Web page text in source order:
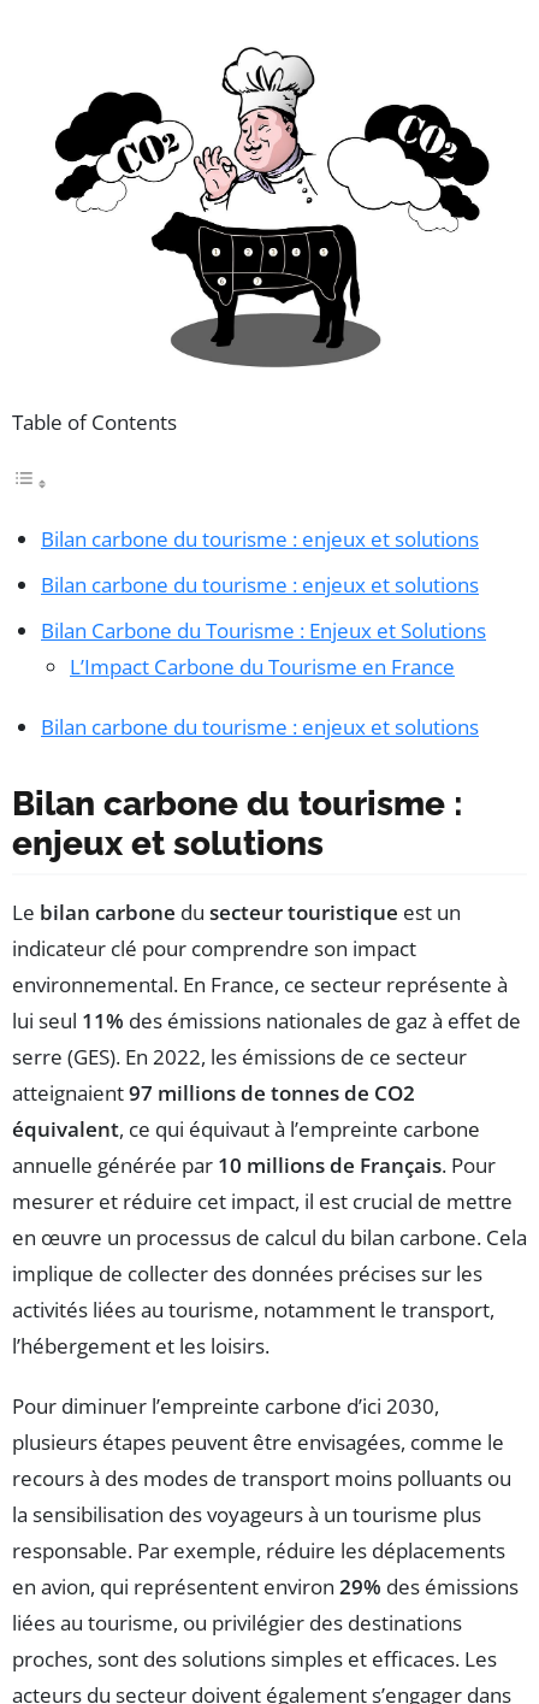
Table of Contents
Bilan carbone du tourisme : enjeux et solutions
Bilan carbone du tourisme : enjeux et solutions
Bilan Carbone du Tourisme : Enjeux et Solutions
L’Impact Carbone du Tourisme en France
Bilan carbone du tourisme : enjeux et solutions
Bilan carbone du tourisme :
enjeux et solutions
Le bilan carbone du secteur touristique est un
indicateur clé pour comprendre son impact
environnemental. En France, ce secteur représente à
lui seul 11% des émissions nationales de gaz à effet de
serre (GES). En 2022, les émissions de ce secteur
atteignaient97 millions de tonnes de CO2
équivalent, ce qui équivaut à l’empreinte carbone
annuelle générée par 10 millions de Français. Pour
mesurer et réduire cet impact, il est crucial de mettre
en œuvre un processus de calcul du bilan carbone. Cela
implique de collecter des données précises sur les
activités liées au tourisme, notamment le transport,
l’hébergement et les loisirs.
Pour diminuer l’empreinte carbone d’ici 2030,
plusieurs étapes peuvent être envisagées, comme le
recours à des modes de transport moins polluants ou
la sensibilisation des voyageurs à un tourisme plus
responsable. Par exemple, réduire les déplacements
en avion, qui représentent environ 29% des émissions
liées au tourisme, ou privilégier des destinations
proches, sont des solutions simples et efficaces. Les
acteurs du secteur doivent également s’engager dans